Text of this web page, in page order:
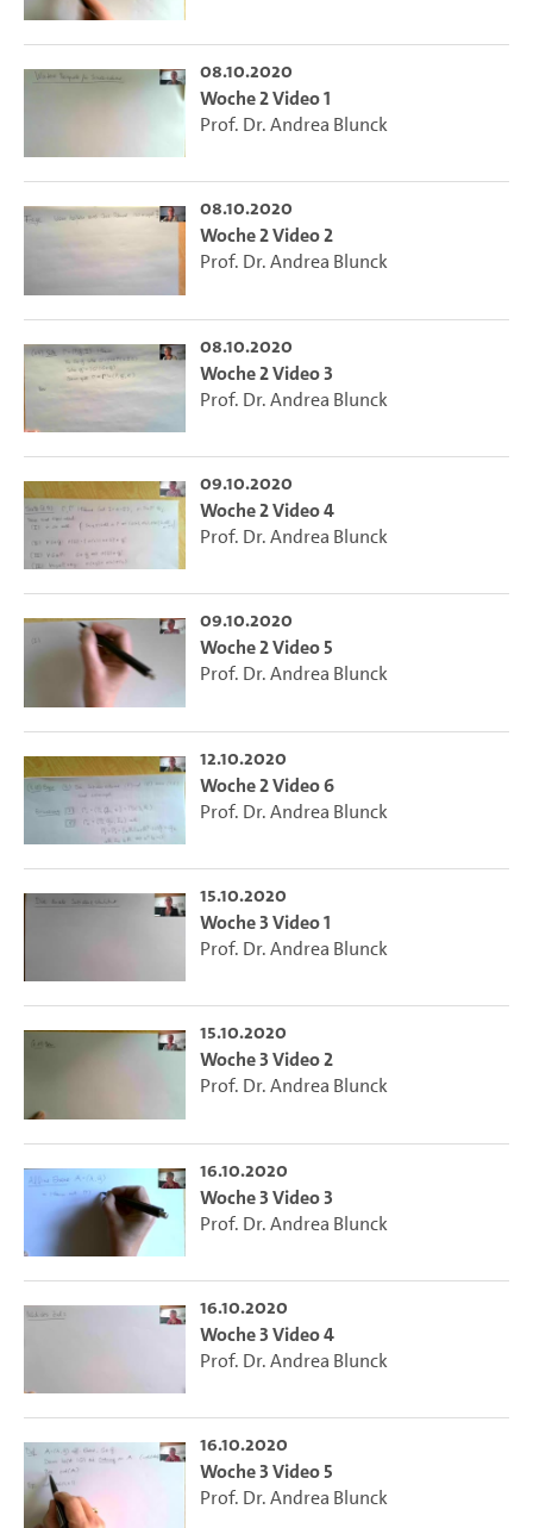
08.10.2020
Woche 2 Video 1
Prof. Dr. Andrea Blunck
08.10.2020
Woche 2 Video 2
Prof. Dr. Andrea Blunck
08.10.2020
Woche 2 Video 3
Prof. Dr. Andrea Blunck
09.10.2020
Woche 2 Video 4
Prof. Dr. Andrea Blunck
09.10.2020
Woche 2 Video 5
Prof. Dr. Andrea Blunck
12.10.2020
Woche 2 Video 6
Prof. Dr. Andrea Blunck
15.10.2020
Woche 3 Video 1
Prof. Dr. Andrea Blunck
15.10.2020
Woche 3 Video 2
Prof. Dr. Andrea Blunck
16.10.2020
Woche 3 Video 3
Prof. Dr. Andrea Blunck
16.10.2020
Woche 3 Video 4
Prof. Dr. Andrea Blunck
16.10.2020
Woche 3 Video 5
Prof. Dr. Andrea Blunck